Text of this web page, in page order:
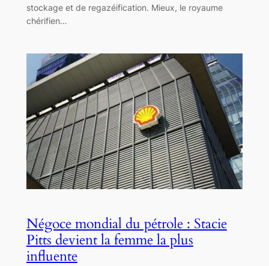
stockage et de regazéification. Mieux, le royaume
chérifien…
Négoce mondial du pétrole : Stacie
Pitts devient la femme la plus
influente